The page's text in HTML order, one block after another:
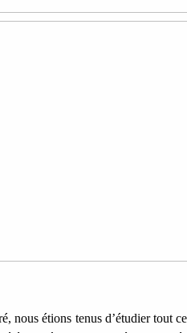
nous étions tenus d’étudier tout